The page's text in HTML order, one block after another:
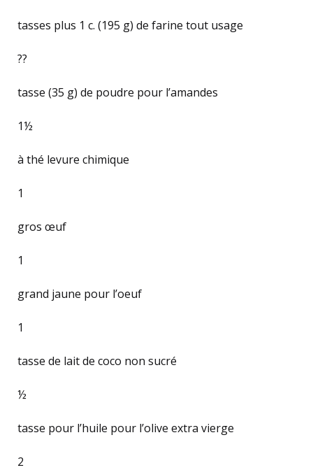
tasses plus 1 c. (195 g) de farine tout usage
??
tasse (35 g) de poudre pour l’amandes
1½
à thé levure chimique
1
gros œuf
1
grand jaune pour l’oeuf
1
tasse de lait de coco non sucré
½
tasse pour l’huile pour l’olive extra vierge
2